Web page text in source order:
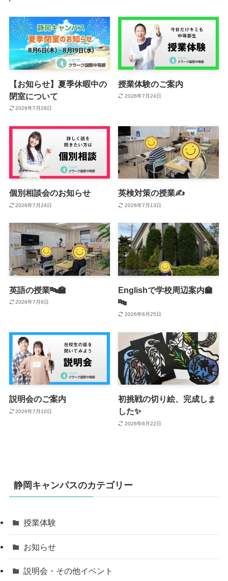
【お知らせ】夏季休暇中の
閉室について
2026年7月29日
授業体験のご案内
2026年7月24日
個別相談会のお知らせ
2026年7月24日
英検対策の授業✍
2026年7月13日
英語の授業🔤🏫
2026年7月6日
Englishで学校周辺案内🏫
🔤
2026年6月25日
説明会のご案内
2026年7月10日
初挑戦の切り絵、完成しま
した✨
2026年6月22日
静岡キャンパスのカテゴリー
授業体験
お知らせ
説明会・その他イベント